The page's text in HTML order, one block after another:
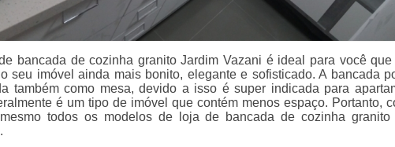
bancada de cozinha granito Jardim Vazani é ideal para você
seu imóvel ainda mais bonito, elegante e sofisticado. A bancada
também como mesa, devido a isso é super indicada para
é um tipo de imóvel que contém menos espaço. Portanto,
todos os modelos de loja de bancada de cozinha granito